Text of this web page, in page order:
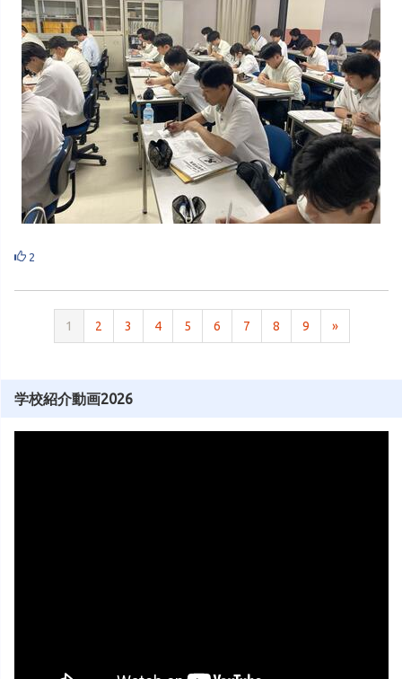
2
1 2 3 4 5 6 7 8 9 »
学校紹介動画2026